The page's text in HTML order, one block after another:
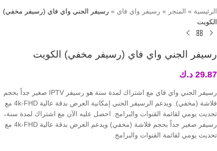
الرئيسية » المتجر » رسيفر واي فاي » رسيفر الجني واي فاي (رسيفر مخفي)
الكويت
رسيفر الجني واي فاي (رسيفر مخفي) الكويت
29.87 د.ك
رسيفر الجني واي فاي مع اشتراك لمدة سنة هو رسيفر IPTV صغير جداً بحجم
فلاشة (مخفي). ويدعم الرسيفر الجني إمكانية العرض بدقة عالية 4k-FHD مع
تحديث يومي لقائمة القنوات والبرامج. احصل عليه الآن مع اشتراك لمدة سنة،
رسيفر صغير جداً بحجم فلاشة (مخفي) ويدعم العرض بدقة عالية 4k-FHD مع
تحديث يومي لقائمة القنوات والبرامج.